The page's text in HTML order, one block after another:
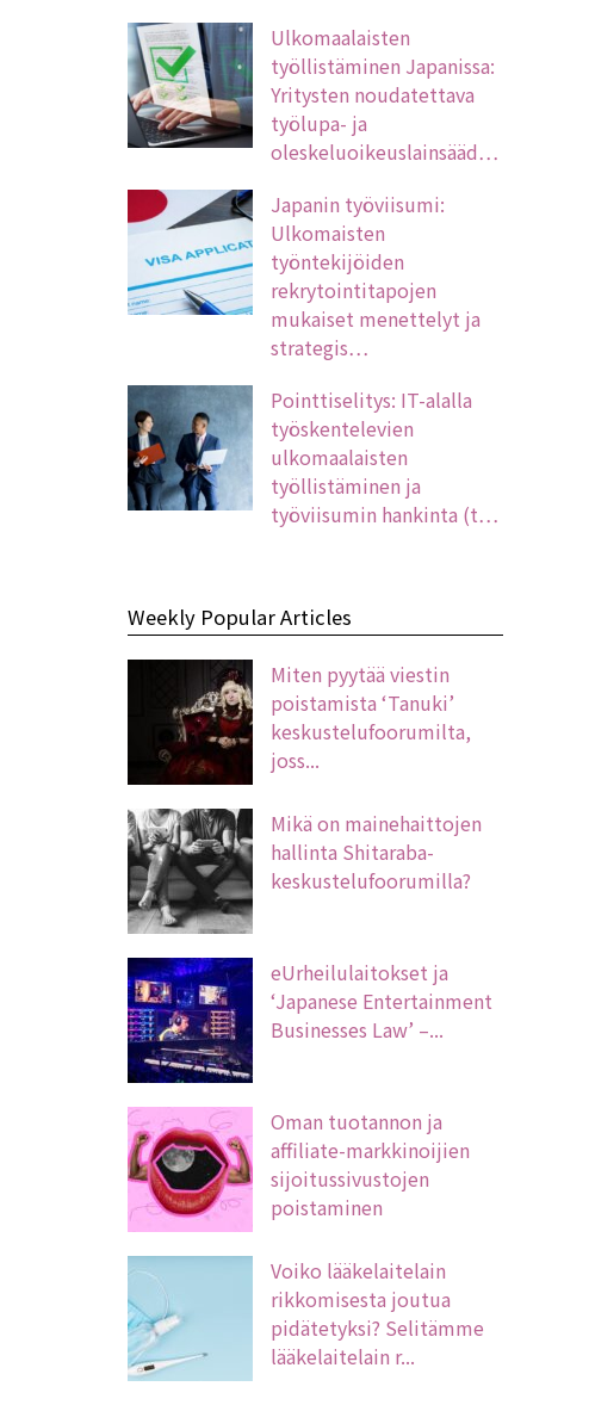
Ulkomaalaisten
työllistäminen Japanissa:
Yritysten noudatettava
työlupa- ja
oleskeluoikeuslainsääd…
Japanin työviisumi:
Ulkomaisten
työntekijöiden
rekrytointitapojen
mukaiset menettelyt ja
strategis…
Pointtiselitys: IT-alalla
työskentelevien
ulkomaalaisten
työllistäminen ja
työviisumin hankinta (t…
Weekly Popular Articles
Miten pyytää viestin
poistamista ‘Tanuki’
keskustelufoorumilta,
joss...
Mikä on mainehaittojen
hallinta Shitaraba-
keskustelufoorumilla?
eUrheilulaitokset ja
‘Japanese Entertainment
Businesses Law’ –...
Oman tuotannon ja
affiliate-markkinoijien
sijoitussivustojen
poistaminen
Voiko lääkelaitelain
rikkomisesta joutua
pidätetyksi? Selitämme
lääkelaitelain r...